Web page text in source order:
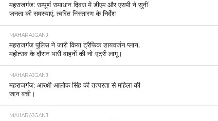
महराजगंज: सम्पूर्ण समाधान दिवस में डीएम और एसपी ने सुनीं
जनता की समस्याएं, त्वरित निस्तारण के निर्देश
MAHARAJGANJ
महराजगंज पुलिस ने जारी किया ट्रैफिक डायवर्जन प्लान,
महोत्सव के दौरान भारी वाहनों की नो-एंट्री लागू।
MAHARAJGANJ
महराजगंज: आरक्षी आलोक सिंह की तत्परता से महिला की
जान बची।
MAHARAJGANJ